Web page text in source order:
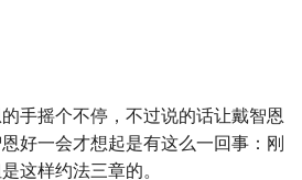
手摇个不停，不过说的话让戴智恩
好一会才想起是有这么一回事：刚
这样约法三章的。